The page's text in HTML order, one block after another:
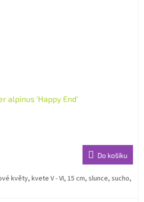
alpinus 'Happy End'
Do košíku
květy, kvete V - VI, 15 cm, slunce, sucho,